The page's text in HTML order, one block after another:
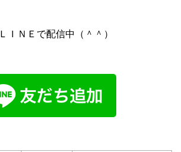
ＩＮＥで配信中（＾＾）